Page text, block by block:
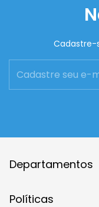
Cadastre-
Departamentos
Políticas